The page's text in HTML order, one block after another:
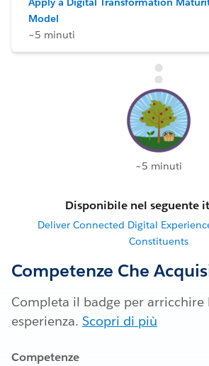
Model
~5 minuti
~5 minuti
Disponibile nel seguente
Deliver Connected Digital
Constituents
Competenze Che
Completa il badge per arricchire
esperienza. Scopri di più
Competenze